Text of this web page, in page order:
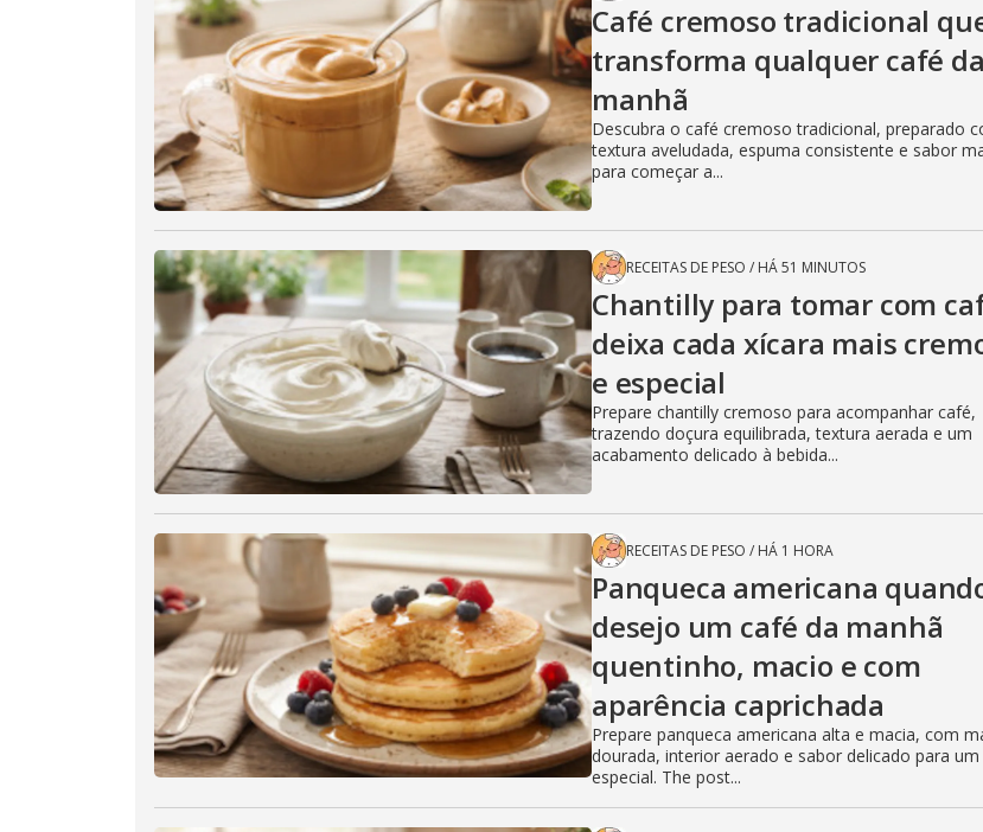
Café cremoso tradicional
transforma qualquer café da
manhã
Descubra o café cremoso tradicional, preparado
textura aveludada, espuma consistente e sabor
para começar a...
RECEITAS DE PESO / HÁ 51 MINUTOS
Chantilly para tomar com
deixa cada xícara mais
e especial
Prepare chantilly cremoso para acompanhar café,
trazendo doçura equilibrada, textura aerada e um
acabamento delicado à bebida...
RECEITAS DE PESO / HÁ 1 HORA
Panqueca americana
desejo um café da manhã
quentinho, macio e com
aparência caprichada
Prepare panqueca americana alta e macia, com
dourada, interior aerado e sabor delicado para um
especial. The post...